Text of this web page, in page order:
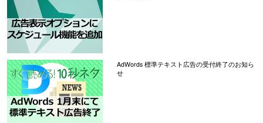
AdWords 標準テキスト広告の受付終了のお知ら
せ